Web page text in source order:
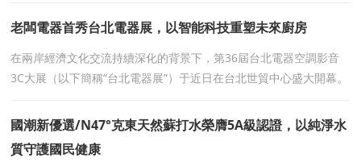
老闆電器首秀台北電器展，以智能科技重塑未來廚房
在兩岸經濟文化交流持續深化的背景下，第36屆台北電器空調影音
3C大展（以下簡稱“台北電器展”）于近日在台北世貿中心盛大開幕。
國潮新優選/N47°克東天然蘇打水榮膺5A級認證，以純淨水
質守護國民健康